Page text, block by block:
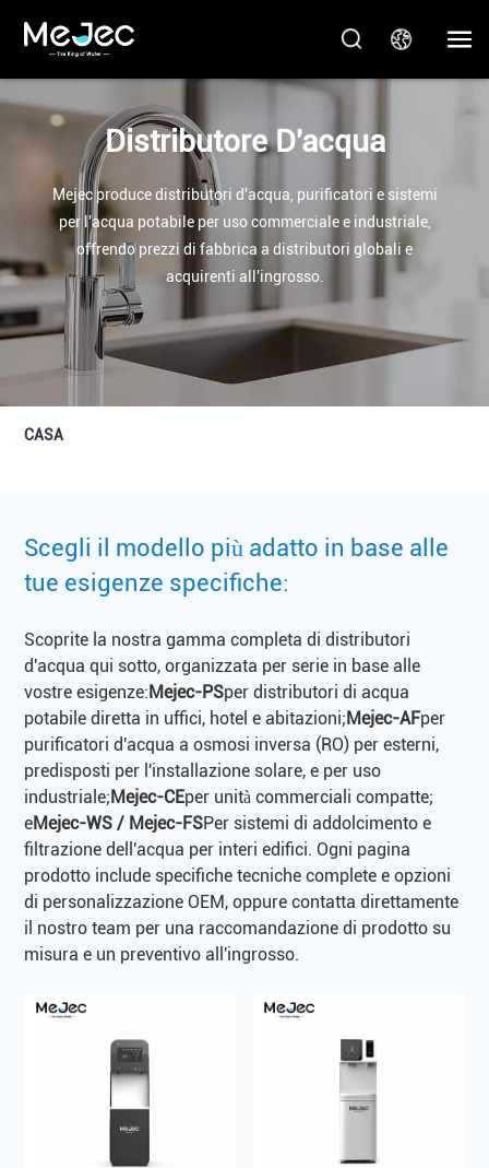
Distributore D'acqua
Mejec produce distributori d'acqua, purificatori e sistemi
per l'acqua potabile per uso commerciale e industriale,
offrendo prezzi di fabbrica a distributori globali e
acquirenti all'ingrosso.
CASA
Scegli il modello più adatto in base alle
tue esigenze specifiche:
Scoprite la nostra gamma completa di distributori
d'acqua qui sotto, organizzata per serie in base alle
vostre esigenze: Mejec-PSper distributori di acqua
potabile diretta in uffici, hotel e abitazioni; Mejec-AFper
purificatori d'acqua a osmosi inversa (RO) per esterni,
predisposti per l'installazione solare, e per uso
industriale; Mejec-CEper unità commerciali compatte;
eMejec-WS / Mejec-FSPer sistemi di addolcimento e
filtrazione dell'acqua per interi edifici. Ogni pagina
prodotto include specifiche tecniche complete e opzioni
di personalizzazione OEM, oppure contatta direttamente
il nostro team per una raccomandazione di prodotto su
misura e un preventivo all'ingrosso.